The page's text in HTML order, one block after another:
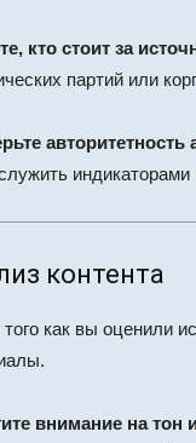
кто стоит за
партий или
авторитетность
контента
как вы оценили
внимание на